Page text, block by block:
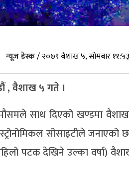
न्यूज डेस्क/२०७९ बैशाख ५, सोमबार ११:५३
, वैशाख ५ गते ।
साथ दिएको खण्डमा
सोसाइटीले जनाएको
पटक देखिने उल्का वर्षा)